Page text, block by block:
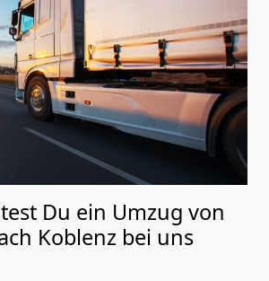
Du ein Umzug von
Koblenz bei uns